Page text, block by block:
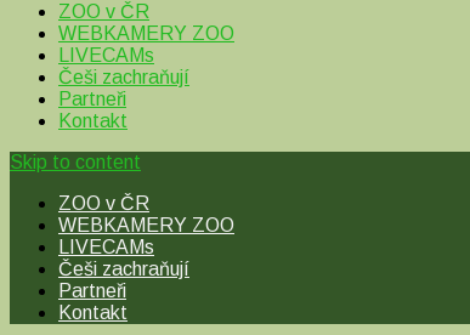
ZOO v ČR
WEBKAMERY ZOO
LIVECAMs
Češi zachraňují
Partneři
Kontakt
Skip to content
ZOO v ČR
WEBKAMERY ZOO
LIVECAMs
Češi zachraňují
Partneři
Kontakt